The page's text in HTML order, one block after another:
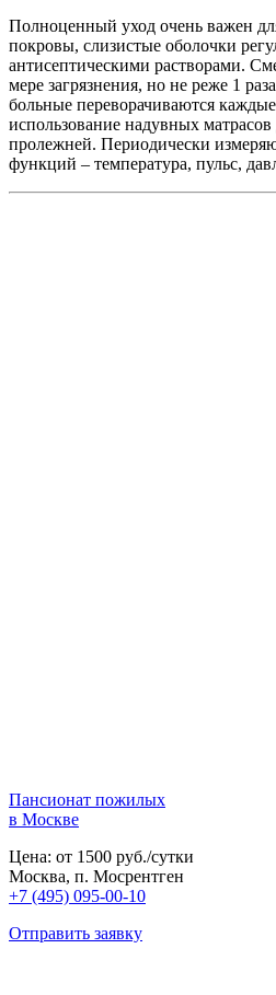
Полноценный уход очень важен
покровы, слизистые оболочки
антисептическими растворами.
мере загрязнения, но не реже 1
больные переворачиваются
использование надувных
пролежней. Периодически
функций – температура, пульс,
Пансионат пожилых
в Москве
Цена: от 1500 руб./сутки
Москва, п. Мосрентген
+7 (495) 095-00-10
Отправить заявку